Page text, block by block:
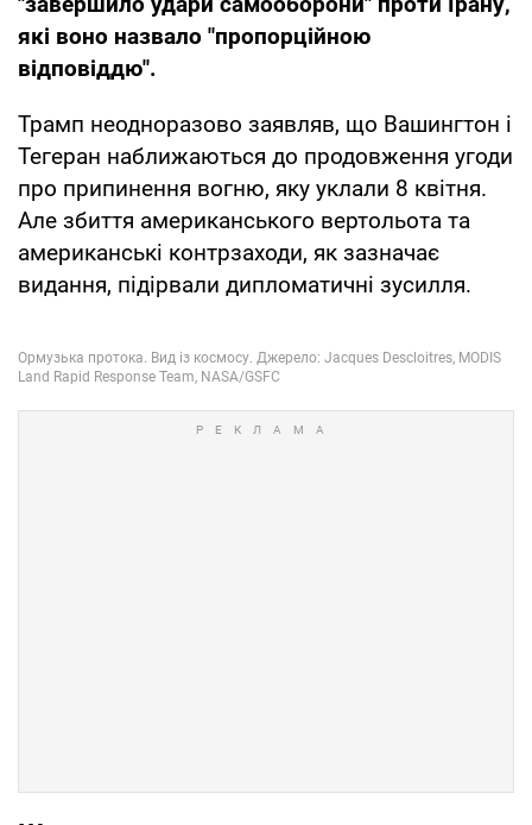
які воно назвало "пропорційною
відповіддю".
Трамп неодноразово заявляв, що Вашингтон і
Тегеран наближаються до продовження угоди
про припинення вогню, яку уклали 8 квітня.
Але збиття американського вертольота та
американські контрзаходи, як зазначає
видання, підірвали дипломатичні зусилля.